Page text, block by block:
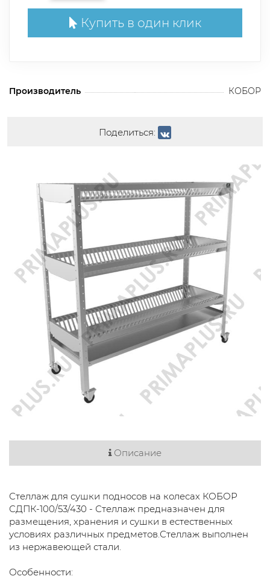
Купить в один клик
Производитель КОБОР
Поделиться:
Описание
Стеллаж для сушки подносов на колесах КОБОР
СДПК-100/53/430 - Стеллаж предназначен для
размещения, хранения и сушки в естественных
условиях различных предметов.Стеллаж выполнен
из нержавеющей стали.
Особенности: